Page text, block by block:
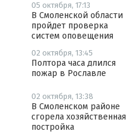
05 октября, 17:13
В Смоленской области
пройдет проверка
систем оповещения
02 октября, 13:45
Полтора часа длился
пожар в Рославле
02 октября, 13:38
В Смоленском районе
сгорела хозяйственная
постройка